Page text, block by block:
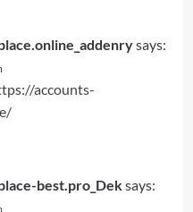
says:
accounts-
best.pro_Deksays: